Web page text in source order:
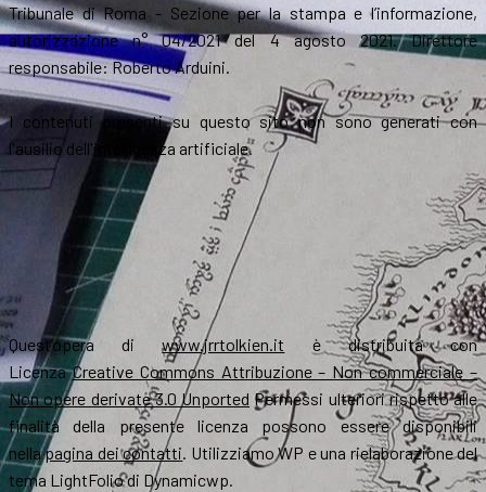
Tribunale di Roma - Sezione per la stampa e l’informazione,
autorizzazione n° 04/2021 del 4 agosto 2021. Direttore
responsabile: Roberto Arduini.
I contenuti presenti su questo sito non sono generati con
l'ausilio dell'intelligenza artificiale.
Quest’opera diwww.jrrtolkien.it è distribuita con
LicenzaCreative Commons Attribuzione – Non commerciale –
Non opere derivate 3.0 Unported Permessi ulteriori rispetto alle
finalità della presente licenza possono essere disponibili
nellapagina dei contatti. Utilizziamo WP e una rielaborazione del
tema LightFolio di Dynamicwp.